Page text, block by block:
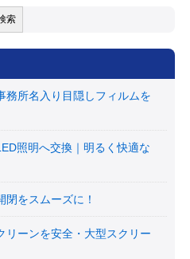
務所名入り目隠しフィルムを
照明へ交換｜明るく快適な
閉をスムーズに！
リーンを安全・大型スクリー